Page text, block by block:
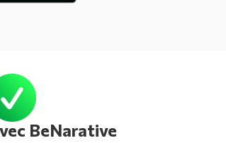
BeNarative